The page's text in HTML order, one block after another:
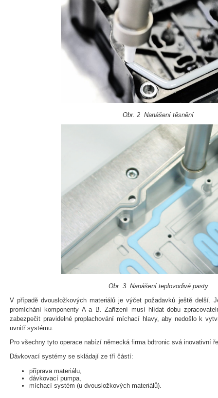
Obr. 2 Nanášení těsnění
Obr. 3 Nanášení teplovodivé pasty
V případě dvousložkových materiálů je výčet požadavků ještě delší.
promíchání komponenty A a B. Zařízení musí hlídat dobu
zabezpečit pravidelné proplachování míchací hlavy, aby nedošlo k
uvnitř systému.
Pro všechny tyto operace nabízí německá firma bdtronic svá inovativní
Dávkovací systémy se skládají ze tří částí:
příprava materiálu,
dávkovací pumpa,
míchací systém (u dvousložkových materiálů).